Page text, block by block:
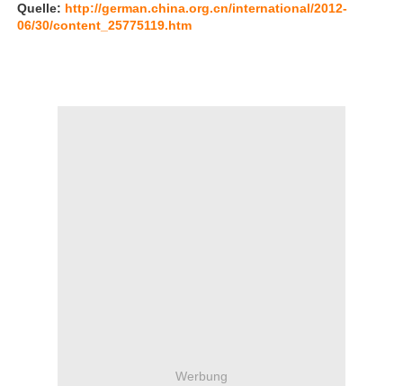
Quelle: http://german.china.org.cn/international/2012-
06/30/content_25775119.htm
Werbung